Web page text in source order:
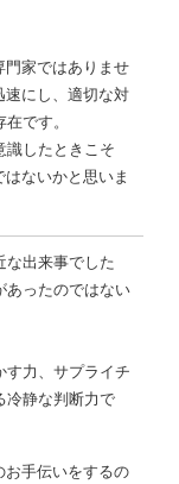
家ではありませ
速にし、適切な対
です。
識したときこそ
ないかと思いま
出来事でした
あったのではない
す力、サプライチ
冷静な判断力で
手伝いをするの